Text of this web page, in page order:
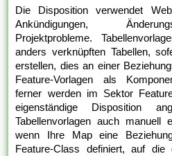
Die Disposition verwendet
Ankündigungen,
Projektprobleme.
anders verknüpften Tabellen,
erstellen, dies an einer
Feature-Vorlagen als
ferner werden im Sektor
eigenständige Disposition
Tabellenvorlagen auch manuell
wenn Ihre Map eine
Feature-Class definiert, auf die